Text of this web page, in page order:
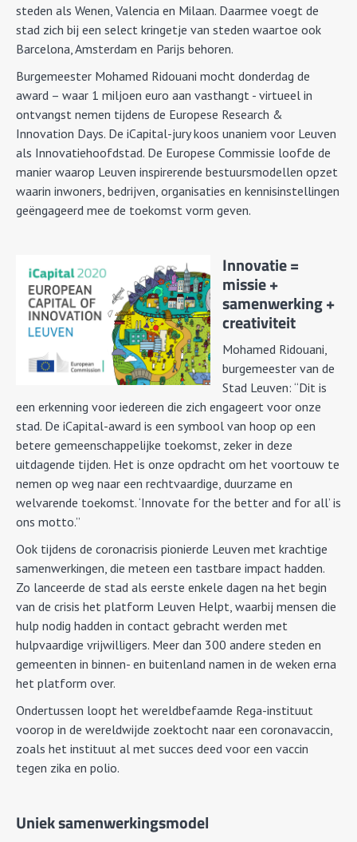
steden als Wenen, Valencia en Milaan. Daarmee voegt de
stad zich bij een select kringetje van steden waartoe ook
Barcelona, Amsterdam en Parijs behoren.
Burgemeester Mohamed Ridouani mocht donderdag de
award – waar 1 miljoen euro aan vasthangt - virtueel in
ontvangst nemen tijdens de Europese Research &
Innovation Days. De iCapital-jury koos unaniem voor Leuven
als Innovatiehoofdstad. De Europese Commissie loofde de
manier waarop Leuven inspirerende bestuursmodellen opzet
waarin inwoners, bedrijven, organisaties en kennisinstellingen
geëngageerd mee de toekomst vorm geven.
Innovatie =
missie +
samenwerking +
creativiteit
Mohamed Ridouani,
burgemeester van de
Stad Leuven: “Dit is
een erkenning voor iedereen die zich engageert voor onze
stad. De iCapital-award is een symbool van hoop op een
betere gemeenschappelijke toekomst, zeker in deze
uitdagende tijden. Het is onze opdracht om het voortouw te
nemen op weg naar een rechtvaardige, duurzame en
welvarende toekomst. ‘Innovate for the better and for all’ is
ons motto.”
Ook tijdens de coronacrisis pionierde Leuven met krachtige
samenwerkingen, die meteen een tastbare impact hadden.
Zo lanceerde de stad als eerste enkele dagen na het begin
van de crisis het platform Leuven Helpt, waarbij mensen die
hulp nodig hadden in contact gebracht werden met
hulpvaardige vrijwilligers. Meer dan 300 andere steden en
gemeenten in binnen- en buitenland namen in de weken erna
het platform over.
Ondertussen loopt het wereldbefaamde Rega-instituut
voorop in de wereldwijde zoektocht naar een coronavaccin,
zoals het instituut al met succes deed voor een vaccin
tegen zika en polio.
Uniek samenwerkingsmodel